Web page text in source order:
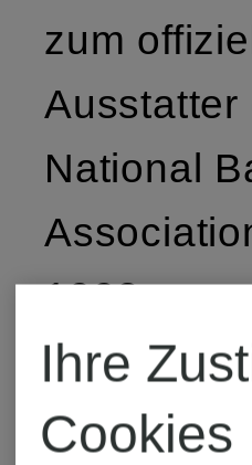
zum
Ausstatter
National
1992
sich der
Teilnahme
Ihre
Cookies